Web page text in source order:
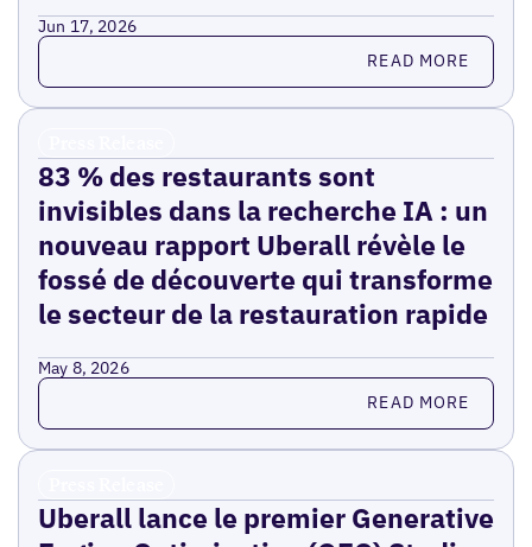
Jun 17, 2026
Read more READ MORE
83 % des restaurants sont
invisibles dans la recherche IA : un
nouveau rapport Uberall révèle le
fossé de découverte qui transforme
le secteur de la restauration rapide
May 8, 2026
Read more READ MORE
Uberall lance le premier Generative